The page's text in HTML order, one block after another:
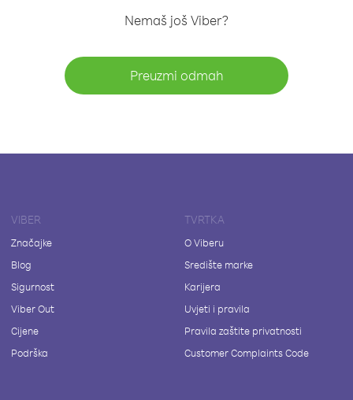
Nemaš još Viber?
Preuzmi odmah
VIBER
Značajke
Blog
Sigurnost
Viber Out
Cijene
Podrška
TVRTKA
O Viberu
Središte marke
Karijera
Uvjeti i pravila
Pravila zaštite privatnosti
Customer Complaints Code